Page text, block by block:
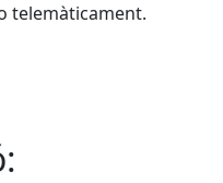
telemàticament.